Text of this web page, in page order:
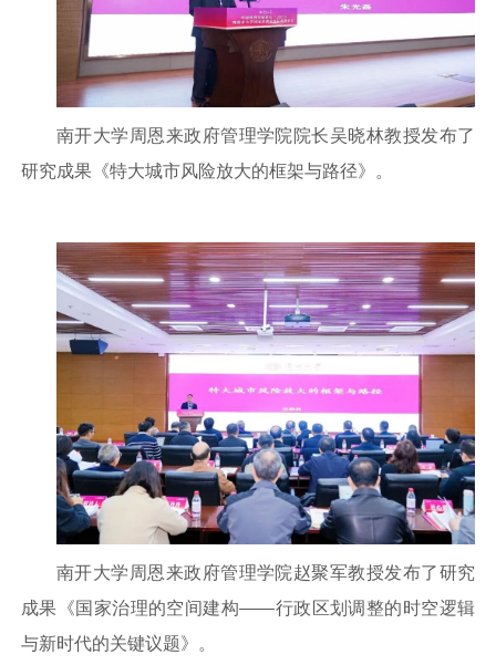
南开大学周恩来政府管理学院院长吴晓林教授发布了
研究成果《特大城市风险放大的框架与路径》。
南开大学周恩来政府管理学院赵聚军教授发布了研究
成果《国家治理的空间建构——行政区划调整的时空逻辑
与新时代的关键议题》。